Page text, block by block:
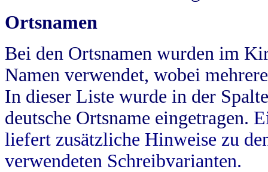
Ortsnamen
Bei den Ortsnamen wurden im
Namen verwendet, wobei
In dieser Liste wurde in der
deutsche Ortsname eingetragen.
liefert zusätzliche Hinweise zu
verwendeten Schreibvarianten.